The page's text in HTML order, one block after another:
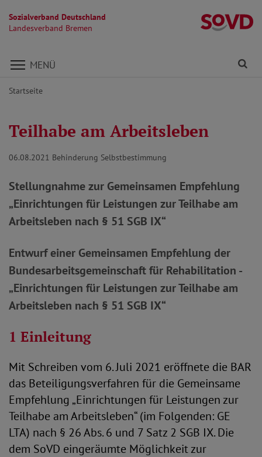
Sozialverband Deutschland
Landesverband Bremen
Direkt zu den Inhalten springen
MENÜ
Startseite
Teilhabe am Arbeitsleben
06.08.2021 Behinderung Selbstbestimmung
Stellungnahme zur Gemeinsamen Empfehlung
„Einrichtungen für Leistungen zur Teilhabe am
Arbeitsleben nach § 51 SGB IX“
Entwurf einer Gemeinsamen Empfehlung der
Bundesarbeitsgemeinschaft für Rehabilitation -
„Einrichtungen für Leistungen zur Teilhabe am
Arbeitsleben nach § 51 SGB IX“
1 Einleitung
Mit Schreiben vom 6. Juli 2021 eröffnete die BAR
das Beteiligungsverfahren für die Gemeinsame
Empfehlung „Einrichtungen für Leistungen zur
Teilhabe am Arbeitsleben“ (im Folgenden: GE
LTA) nach § 26 Abs. 6 und 7 Satz 2 SGB IX. Die
dem SoVD eingeräumte Möglichkeit zur